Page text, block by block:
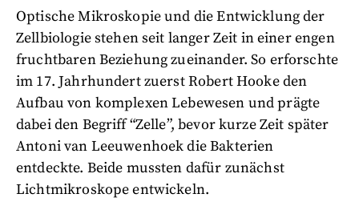
Optische Mikroskopie und die Entwicklung der
Zellbiologie stehen seit langer Zeit in einer engen
fruchtbaren Beziehung zueinander. So erforschte
im 17. Jahrhundert zuerst Robert Hooke den
Aufbau von komplexen Lebewesen und prägte
dabei den Begriff “Zelle”, bevor kurze Zeit später
Antoni van Leeuwenhoek die Bakterien
entdeckte. Beide mussten dafür zunächst
Lichtmikroskope entwickeln.